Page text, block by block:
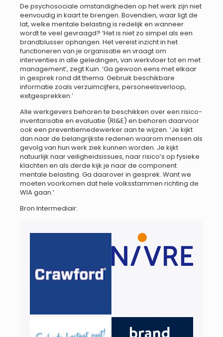
De psychosociale omstandigheden op het werk zijn niet
eenvoudig in kaart te brengen. Bovendien, waar ligt de
lat, welke mentale belasting is redelijk en wanneer
wordt te veel gevraagd? ‘Het is niet zo simpel als een
brandblusser ophangen. Het vereist inzicht in het
functioneren van je organisatie en vraagt om
interventies in alle geledingen, van werkvloer tot en met
management’, zegt Kuin. ‘Ga gewoon eens met elkaar
in gesprek rond dit thema. Gebruik beschikbare
informatie zoals verzuimcijfers, personeelsverloop,
exitgesprekken.’
Alle werkgevers behoren te beschikken over een risico-
inventarisatie en evaluatie (RI&E) en behoren daarvoor
ook een preventiemedewerker aan te wijzen. ‘Je kijkt
dan naar de belangrijkste redenen waarom mensen als
gevolg van hun werk ziek kunnen worden. Je kijkt
natuurlijk naar veiligheidsissues, naar risico’s op fysieke
klachten en als derde kijk je naar de component
mentale belasting. Ga daarover in gesprek. Want we
moeten voorkomen dat hele volksstammen richting de
WIA gaan.’
Bron Intermediair: